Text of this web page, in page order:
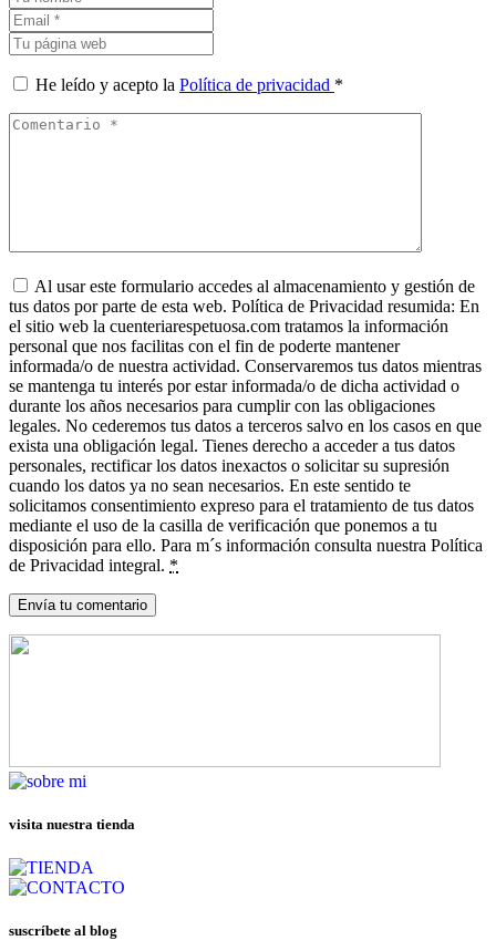
He leído y acepto la Política de privacidad *
Al usar este formulario accedes al almacenamiento y gestión de
tus datos por parte de esta web. Política de Privacidad resumida: En
el sitio web la cuenteriarespetuosa.com tratamos la información
personal que nos facilitas con el fin de poderte mantener
informada/o de nuestra actividad. Conservaremos tus datos mientras
se mantenga tu interés por estar informada/o de dicha actividad o
durante los años necesarios para cumplir con las obligaciones
legales. No cederemos tus datos a terceros salvo en los casos en que
exista una obligación legal. Tienes derecho a acceder a tus datos
personales, rectificar los datos inexactos o solicitar su supresión
cuando los datos ya no sean necesarios. En este sentido te
solicitamos consentimiento expreso para el tratamiento de tus datos
mediante el uso de la casilla de verificación que ponemos a tu
disposición para ello. Para m´s información consulta nuestra Política
de Privacidad integral. *
visita nuestra tienda
suscríbete al blog